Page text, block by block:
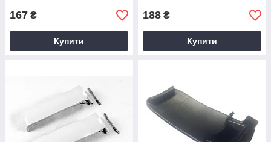
167 ₴
Купити
188 ₴
Купити